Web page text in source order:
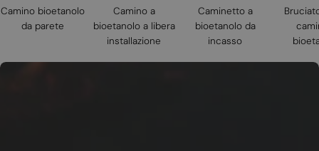
Camino bioetanolo
da parete
Camino a
bioetanolo a libera
installazione
Caminetto a
bioetanolo da
incasso